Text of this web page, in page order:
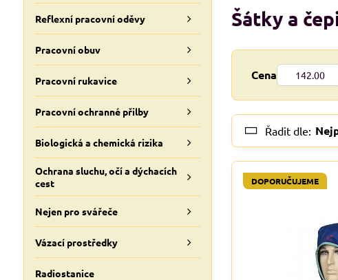
Šátky a
Řadit dle:
DOPORUČUJEME
Cena
Reflexní pracovní oděvy
Pracovní obuv
Pracovní rukavice
Pracovní ochranné přilby
Biologická a chemická rizika
Ochrana sluchu, očí a dýchacích
cest
Nejen pro svářeče
Vázací prostředky
Radiostanice